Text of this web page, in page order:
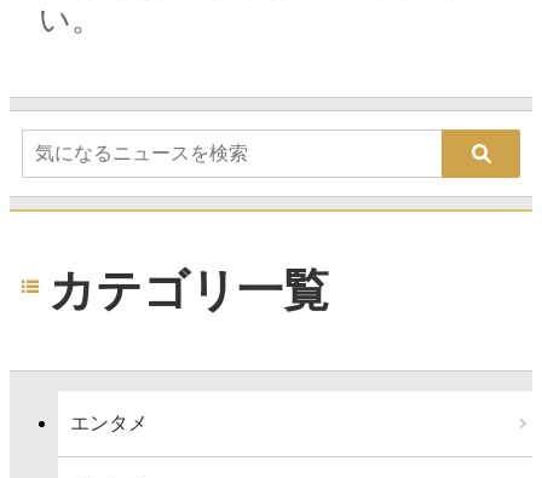
い。
カテゴリ一覧
エンタメ